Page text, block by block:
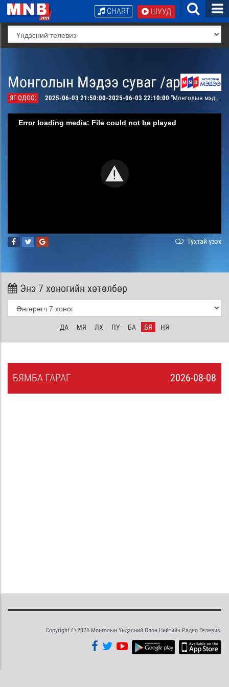
ШУУД
CHART
Монголын Мэдээ суваг /архив/
ЯГ ОДОО: 2025-06-03 21:50:00-2025-06-03 22:10:00 “Монголын мэдээ тойм тайлбар” /давталт/
Error loading media: File could not be played
Тухтай үзэх
Энэ 7 хоногийн хөтөлбөр
ДА МЯ ЛХ ПҮ БА БЯ НЯ
2026-08-08
БЯМБА ГАРАГ
Copyright © 2026 Монголын Үндэсний Олон Нийтийн Радио Телевиз.